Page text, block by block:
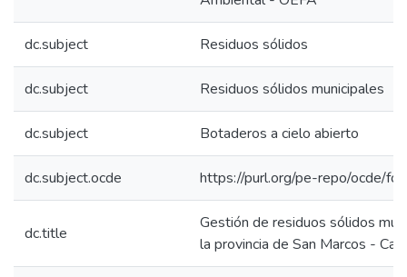
dc.subject Residuos sólidos
dc.subject Residuos sólidos municipales
dc.subject Botaderos a cielo abierto
dc.subject.ocde https://purl.org/pe-repo/ocde/
dc.title
Gestión de residuos sólidos
la provincia de San Marcos -